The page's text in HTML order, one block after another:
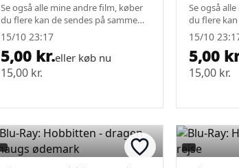
Se også alle mine andre film, køber
du flere kan de sendes på samme
fragt.
15/10 23:17
5,00 kr.eller køb nu
15,00 kr.
Se også
du flere
fragt.
15/10
5,00
15,00 kr.